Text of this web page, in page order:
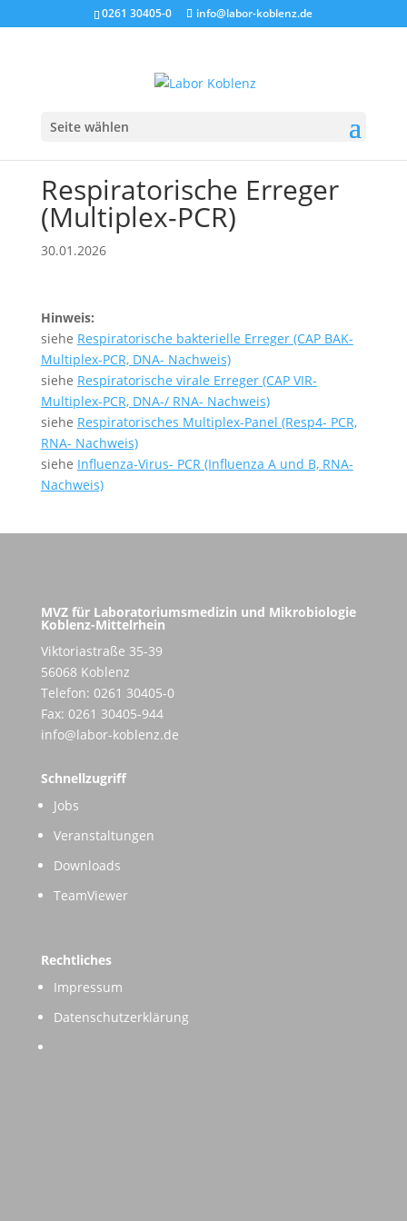
0261 30405-0 info@labor-koblenz.de
Seite wählen
Respiratorische Erreger
(Multiplex-PCR)
30.01.2026
Hinweis:
siehe Respiratorische bakterielle Erreger (CAP BAK-
Multiplex-PCR, DNA- Nachweis)
siehe Respiratorische virale Erreger (CAP VIR-
Multiplex-PCR, DNA-/ RNA- Nachweis)
siehe Respiratorisches Multiplex-Panel (Resp4- PCR,
RNA- Nachweis)
siehe Influenza-Virus- PCR (Influenza A und B, RNA-
Nachweis)
MVZ für Laboratoriumsmedizin und Mikrobiologie
Koblenz-Mittelrhein
Viktoriastraße 35-39
56068 Koblenz
Telefon: 0261 30405-0
Fax: 0261 30405-944
info@labor-koblenz.de
Schnellzugriff
Jobs
Veranstaltungen
Downloads
TeamViewer
Rechtliches
Impressum
Datenschutzerklärung